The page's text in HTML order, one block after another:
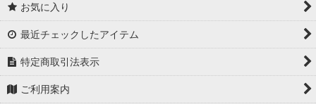
お気に入り
最近チェックしたアイテム
特定商取引法表示
ご利用案内